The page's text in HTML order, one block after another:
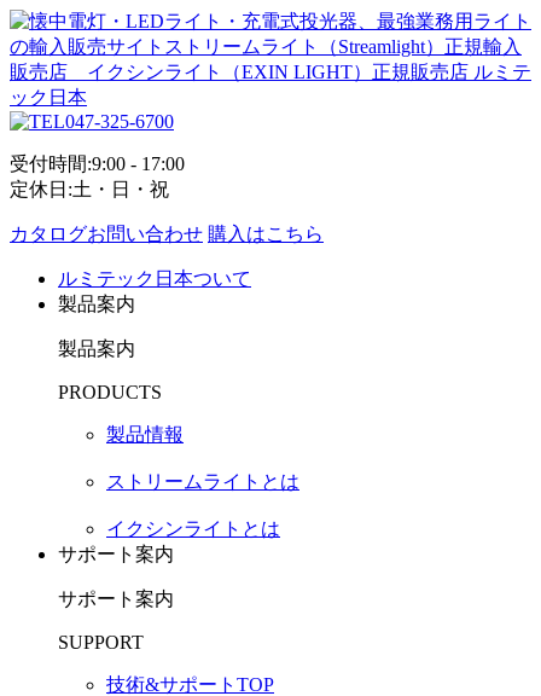
047-325-6700
受付時間:9:00 - 17:00
定休日:土・日・祝
カタログお問い合わせ 購入はこちら
ルミテック日本ついて
製品案内
製品案内
PRODUCTS
製品情報
ストリームライトとは
イクシンライトとは
サポート案内
サポート案内
SUPPORT
技術&サポートTOP